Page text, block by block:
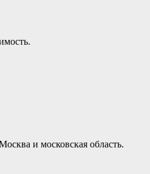
и московская область.